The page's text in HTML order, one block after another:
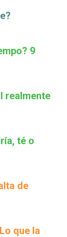
9
realmente
té o
de
que la